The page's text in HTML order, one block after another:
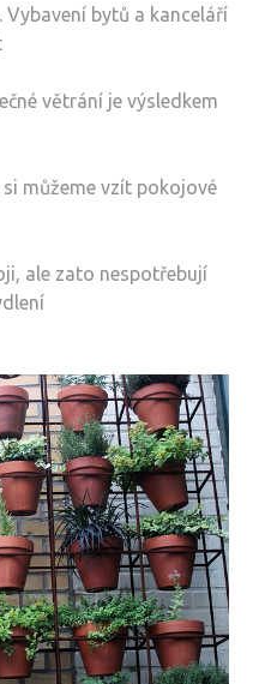
bytů a kanceláří
větrání je výsledkem
můžeme vzít pokojové
ale zato nespotřebují